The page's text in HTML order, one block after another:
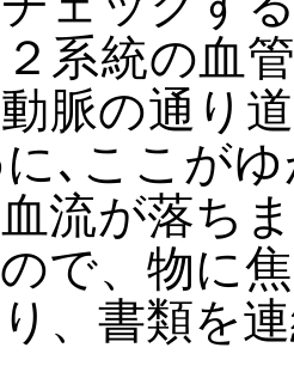
系統の血
脈の通り
､ここが
流が落ち
で、物に
、書類を